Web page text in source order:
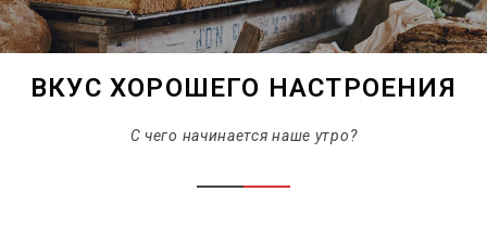
ВКУС ХОРОШЕГО НАСТРОЕНИЯ
С чего начинается наше утро?